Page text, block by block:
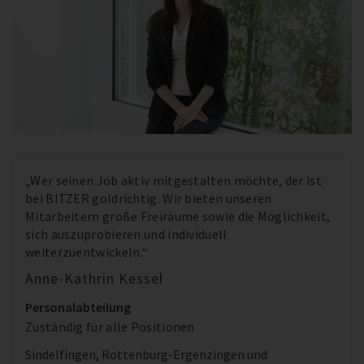
„Wer seinen Job aktiv mitgestalten möchte, der ist
bei BITZER goldrichtig. Wir bieten unseren
Mitarbeitern große Freiräume sowie die Möglichkeit,
sich auszuprobieren und individuell
weiterzuentwickeln.“
Anne-Kathrin Kessel
Personalabteilung
Zuständig für alle Positionen
Sindelfingen, Rottenburg-Ergenzingen und